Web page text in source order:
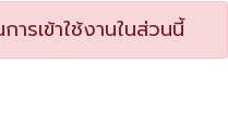
รเข้าใช้งานในส่วนนี้